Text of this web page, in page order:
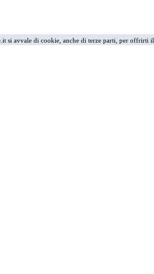
si avvale di cookie, anche di terze parti, per